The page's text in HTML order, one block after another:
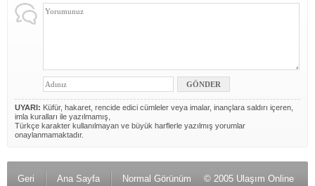
UYARI: Küfür, hakaret, rencide edici cümleler veya imalar, inançlara saldırı içeren,
imla kuralları ile yazılmamış,
Türkçe karakter kullanılmayan ve büyük harflerle yazılmış yorumlar
onaylanmamaktadır.
Geri Ana Sayfa Normal Görünüm © 2005 Ulaşım Online